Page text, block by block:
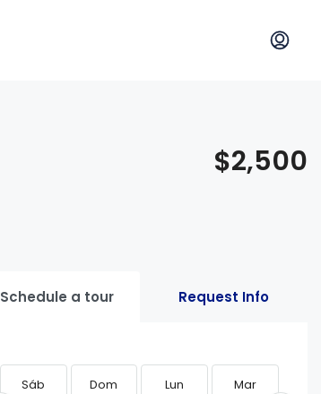
$2,500
Schedule a tour Request Info
Sáb Dom Lun Mar